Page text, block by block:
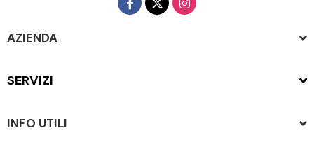
AZIENDA
SERVIZI
INFO UTILI